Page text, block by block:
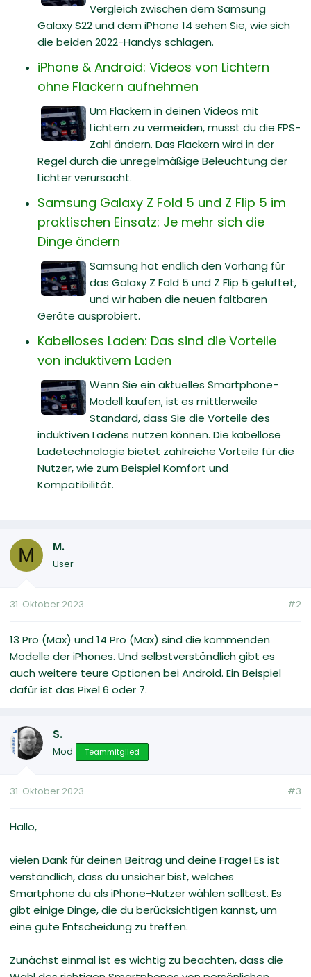
Vergleich zwischen dem Samsung
Galaxy S22 und dem iPhone 14 sehen Sie, wie sich
die beiden 2022-Handys schlagen.
iPhone & Android: Videos von Lichtern
ohne Flackern aufnehmen
Um Flackern in deinen Videos mit
Lichtern zu vermeiden, musst du die FPS-
Zahl ändern. Das Flackern wird in der
Regel durch die unregelmäßige Beleuchtung der
Lichter verursacht.
Samsung Galaxy Z Fold 5 und Z Flip 5 im
praktischen Einsatz: Je mehr sich die
Dinge ändern
Samsung hat endlich den Vorhang für
das Galaxy Z Fold 5 und Z Flip 5 gelüftet,
und wir haben die neuen faltbaren
Geräte ausprobiert.
Kabelloses Laden: Das sind die Vorteile
von induktivem Laden
Wenn Sie ein aktuelles Smartphone-
Modell kaufen, ist es mittlerweile
Standard, dass Sie die Vorteile des
induktiven Ladens nutzen können. Die kabellose
Ladetechnologie bietet zahlreiche Vorteile für die
Nutzer, wie zum Beispiel Komfort und
Kompatibilität.
M M.
User
31. Oktober 2023 #2
13 Pro (Max) und 14 Pro (Max) sind die kommenden
Modelle der iPhones. Und selbstverständlich gibt es
auch weitere teure Optionen bei Android. Ein Beispiel
dafür ist das Pixel 6 oder 7.
S.
Mod Teammitglied
31. Oktober 2023 #3
Hallo,
vielen Dank für deinen Beitrag und deine Frage! Es ist
verständlich, dass du unsicher bist, welches
Smartphone du als iPhone-Nutzer wählen solltest. Es
gibt einige Dinge, die du berücksichtigen kannst, um
eine gute Entscheidung zu treffen.
Zunächst einmal ist es wichtig zu beachten, dass die